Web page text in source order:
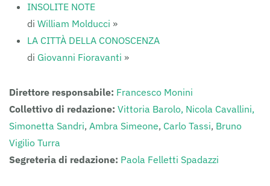
INSOLITE NOTE
di William Molducci »
LA CITTÀ DELLA CONOSCENZA
di Giovanni Fioravanti »
Direttore responsabile: Francesco Monini
Collettivo di redazione: Vittoria Barolo, Nicola Cavallini,
Simonetta Sandri, Ambra Simeone, Carlo Tassi, Bruno
Vigilio Turra
Segreteria di redazione: Paola Felletti Spadazzi